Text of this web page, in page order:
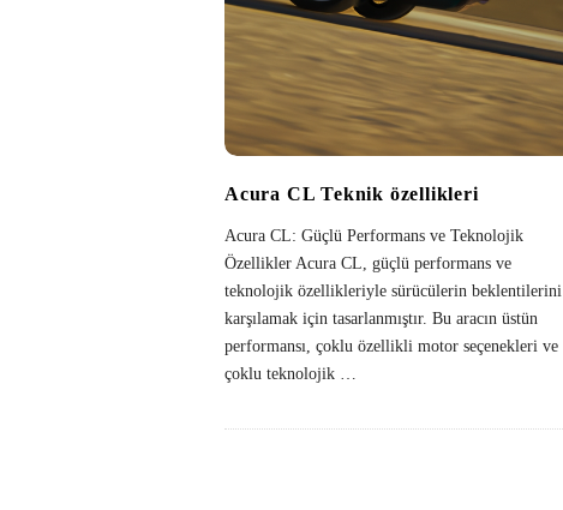
Acura CL Teknik özellikleri
Acura CL: Güçlü Performans ve Teknolojik
Özellikler Acura CL, güçlü performans ve
teknolojik özellikleriyle sürücülerin beklentilerini
karşılamak için tasarlanmıştır. Bu aracın üstün
performansı, çoklu özellikli motor seçenekleri ve
çoklu teknolojik …